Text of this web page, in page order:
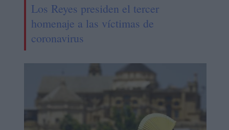
Los Reyes presiden el tercer
homenaje a las víctimas de
coronavirus